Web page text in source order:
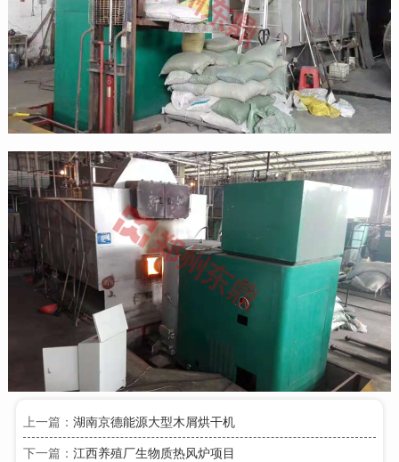
上一篇： 湖南京德能源大型木屑烘干机
下一篇： 江西养殖厂生物质热风炉项目